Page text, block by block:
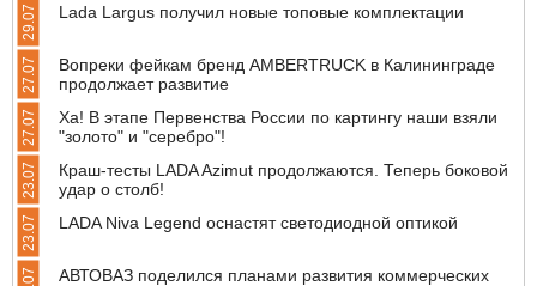
29.07 Lada Largus получил новые топовые комплектации
27.07
Вопреки фейкам бренд AMBERTRUCK в Калининграде
продолжает развитие
27.07
Ха! В этапе Первенства России по картингу наши взяли
"золото" и "серебро"!
23.07
Краш-тесты LADA Azimut продолжаются. Теперь боковой
удар о столб!
23.07 LADA Niva Legend оснастят светодиодной оптикой
АВТОВАЗ поделился планами развития коммерческих